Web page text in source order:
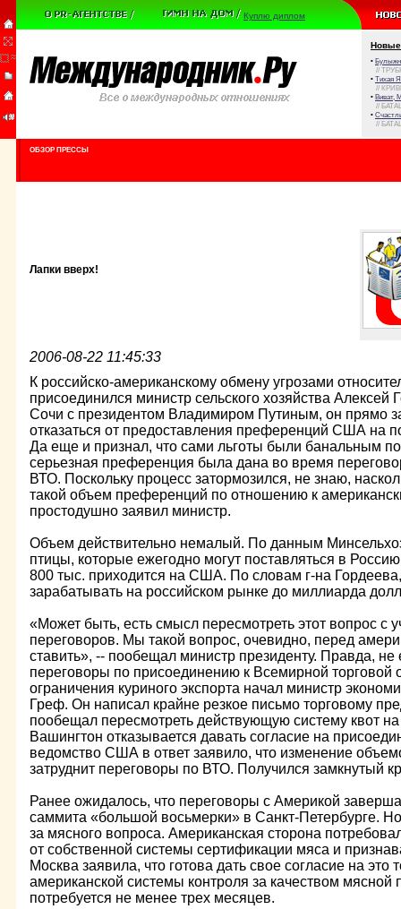
Куплю диплом
Новые
•
//
• Тихая
//
• Виват,
//
•
//
ОБЗОР ПРЕССЫ
Лапки вверх!
2006-08-22 11:45:33
К российско-американскому обмену угрозами
присоединился министр сельского хозяйства Алексей
Сочи с президентом Владимиром Путиным, он прямо
отказаться от предоставления преференций США на
Да еще и признал, что сами льготы были банальным
серьезная преференция была дана во время
ВТО. Поскольку процесс затормозился, не знаю,
такой объем преференций по отношению к
простодушно заявил министр.
Объем действительно немалый. По данным
птицы, которые ежегодно могут поставляться в
800 тыс. приходится на США. По словам г-на
зарабатывать на российском рынке до миллиарда
«Может быть, есть смысл пересмотреть этот вопрос с
переговоров. Мы такой вопрос, очевидно, перед
ставить», -- пообещал министр президенту. Правда, не
переговоры по присоединению к Всемирной торговой
ограничения куриного экспорта начал министр
Греф. Он написал крайне резкое письмо торговому
пообещал пересмотреть действующую систему квот на
Вашингтон отказывается давать согласие на
ведомство США в ответ заявило, что изменение
затруднит переговоры по ВТО. Получился замкнутый
Ранее ожидалось, что переговоры с Америкой
саммита «большой восьмерки» в Санкт-Петербурге.
за мясного вопроса. Американская сторона
от собственной системы сертификации мяса и
Москва заявила, что готова дать свое согласие на это
американской системы контроля за качеством мясной
потребуется не менее трех месяцев.